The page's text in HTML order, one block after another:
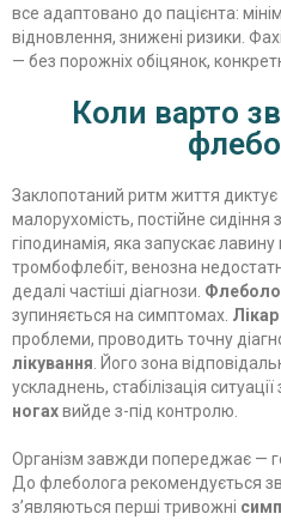
все адаптовано до пацієнта:
відновлення, знижені ризики.
— без порожніх обіцянок,
Коли варто
Заклопотаний ритм життя диктує
малорухомість, постійне
гіподинамія, яка запускає
тромбофлебіт, венозна
дедалі частіші діагнози.
зупиняється на симптомах.
проблеми, проводить точну
лікування . Його зона
ускладнень, стабілізація
ногахвийде з-під контролю.
Організм завжди попереджає —
До флеболога рекомендується
з’являються перші тривожні